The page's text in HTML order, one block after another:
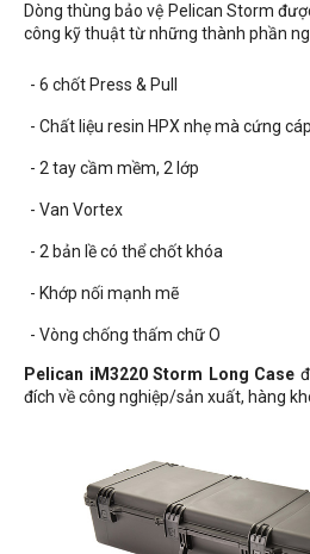
Dòng thùng bảo vệ Pelican Storm
công kỹ thuật từ những thành phần
- 6 chốt Press & Pull
- Chất liệu resin HPX nhẹ mà cứng cáp
- 2 tay cầm mềm, 2 lớp
- Van Vortex
- 2 bản lề có thể chốt khóa
- Khớp nối mạnh mẽ
- Vòng chống thấm chữ O
Pelican iM3220 Storm Long Case
đích về công nghiệp/sản xuất, hàng